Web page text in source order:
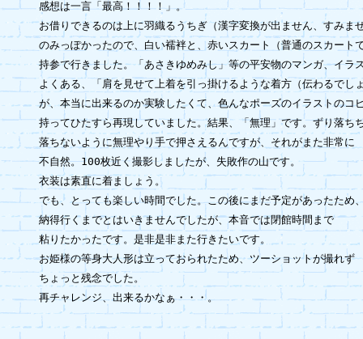
感想は一言「最高！！！！」。
お借りできるのは上に羽織るうちぎ（漢字変換が出ません、すみま
のみっぽかったので、白い襦袢と、赤いスカート（普通のスカート
持参で行きました。「あさきゆめみし」等の平安物のマンガ、イラ
よくある、「肩を見せて上着を引っ掛けるような着方（伝わるでし
が、本当に出来るのか実験したくて、色んなポーズのイラストのコ
持ってひたすら再現していました。結果、「無理」です。ずり落ち
落ちないように無理やり手で押さえるんですが、それがまた非常に
不自然。100枚近く撮影しましたが、失敗作の山です。
衣装は素直に着ましょう。
でも、とっても楽しい時間でした。この後にまだ予定があったため
納得行くまでとはいきませんでしたが、本音では閉館時間まで
粘りたかったです。是非是非また行きたいです。
お姫様の等身大人形は立っておられたため、ツーショットが撮れず
ちょっと残念でした。
再チャレンジ、出来るかなぁ・・・。